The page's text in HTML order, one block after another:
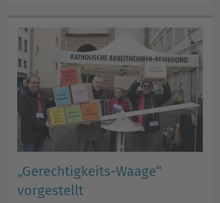
„Gerechtigkeits-Waage“
vorgestellt